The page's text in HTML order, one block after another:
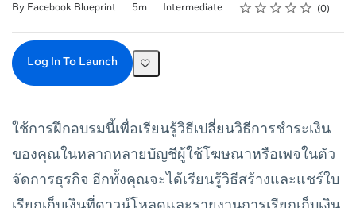
By Facebook Blueprint
Duration 5m
Difficulty Intermediate Rating
1 star
2 stars
3 stars
4 stars
5 stars
Average rating: 0 0
No reviews
Log In To Launch
ใช้การฝึกอบรมนี้เพื่อเรียนรู้วิธีเปลี่ยนวิธีการชำระเงิน
ของคุณในหลากหลายบัญชีผู้ใช้โฆษณาหรือเพจในตัว
จัดการธุรกิจ อีกทั้งคุณจะได้เรียนรู้วิธีสร้างและแชร์ใบ